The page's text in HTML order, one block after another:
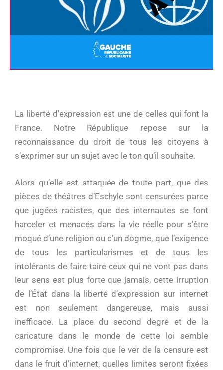
La liberté d’expression est une de celles qui font la
France. Notre République repose sur la
reconnaissance du droit de tous les citoyens à
s’exprimer sur un sujet avec le ton qu’il souhaite.
Alors qu’elle est attaquée de toute part, que des
pièces de théâtres d’Eschyle sont censurées parce
que jugées racistes, que des internautes se font
harceler et menacés dans la vie réelle pour s’être
moqué d’une religion ou d’un dogme, que l’exigence
de tous les particularismes et de tous les
intolérants de faire taire ceux qui ne vont pas dans
leur sens est plus forte que jamais, cette irruption
de l’État dans la liberté d’expression sur internet
est non seulement dangereuse, mais aussi
inefficace. La place du second degré et de la
caricature dans le monde de cette loi semble
compromise. Une fois que le ver de la censure est
dans le fruit d’internet, quelles limites seront fixées